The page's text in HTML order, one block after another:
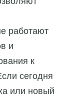
работают
и
к
сегодня
или новый